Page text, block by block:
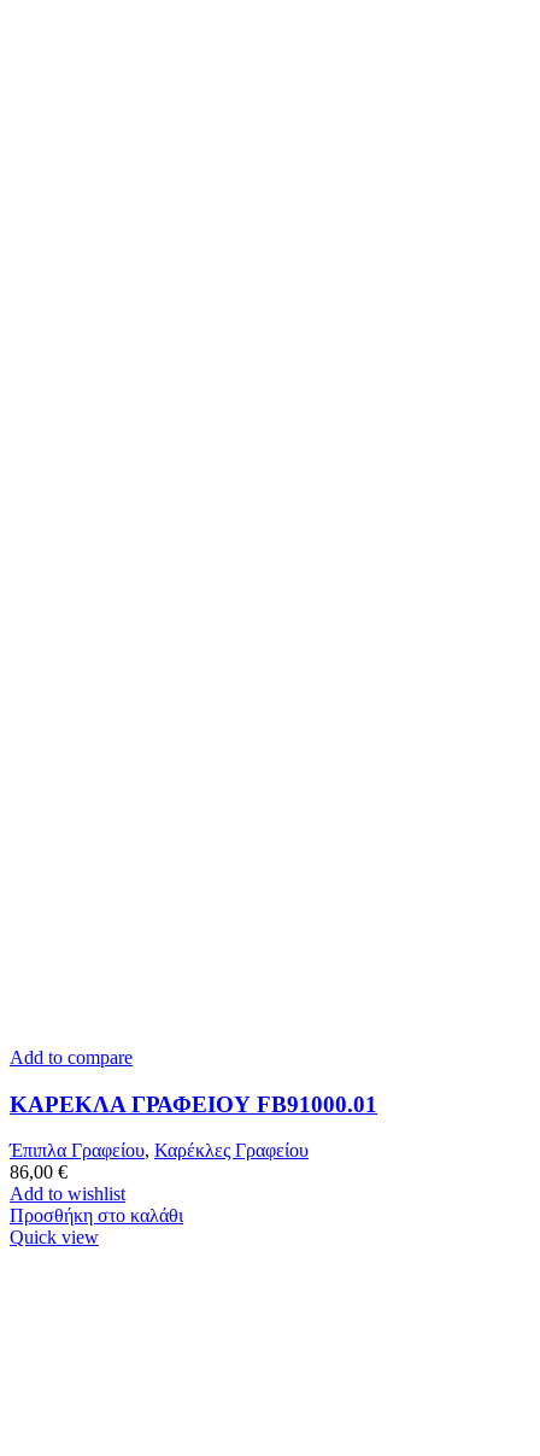
Add to compare
ΚΑΡΕΚΛΑ ΓΡΑΦΕΙΟΥ FB91000.01
Έπιπλα Γραφείου, Καρέκλες Γραφείου
86,00 €
Add to wishlist
Προσθήκη στο καλάθι
Quick view